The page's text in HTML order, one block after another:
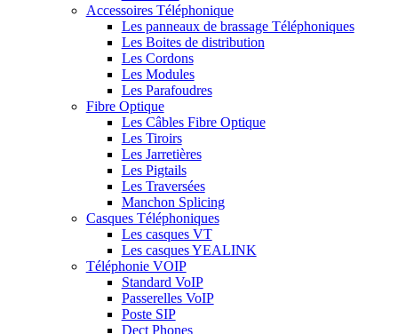
Accessoires Téléphonique
Les panneaux de brassage Téléphoniques
Les Boites de distribution
Les Cordons
Les Modules
Les Parafoudres
Fibre Optique
Les Câbles Fibre Optique
Les Tiroirs
Les Jarretières
Les Pigtails
Les Traversées
Manchon Splicing
Casques Téléphoniques
Les casques VT
Les casques YEALINK
Téléphonie VOIP
Standard VoIP
Passerelles VoIP
Poste SIP
Dect Phones